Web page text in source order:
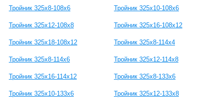
Тройник 325х8-108х6 Тройник 325х10-108х6
Тройник 325х12-108х8 Тройник 325х16-108х12
Тройник 325х18-108х12 Тройник 325х8-114х4
Тройник 325х8-114х6 Тройник 325х12-114х8
Тройник 325х16-114х12 Тройник 325х8-133х6
Тройник 325х10-133х6 Тройник 325х12-133х8